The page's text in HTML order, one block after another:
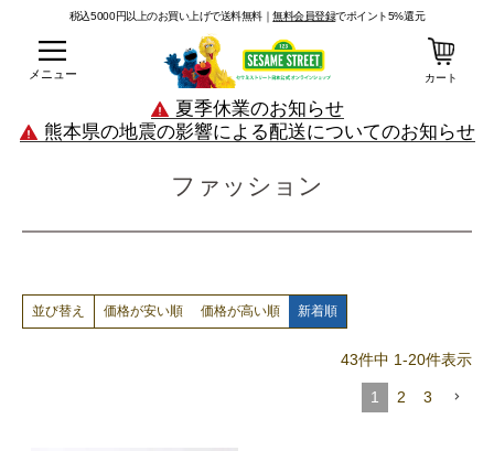
税込5000円以上のお買い上げで送料無料｜無料会員登録でポイント5%還元
メニュー カート
夏季休業のお知らせ
熊本県の地震の影響による配送についてのお知らせ
ファッション
並び替え 価格が安い順 価格が高い順 新着順
43件中 1-20件表示
1 2 3